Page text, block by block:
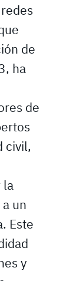
de
ha
de
civil,
la
un
Este
y